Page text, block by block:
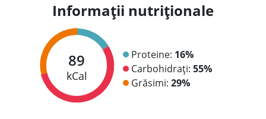
Informații nutriționale
89
kCal
Proteine: 16%
Carbohidrați: 55%
Grăsimi: 29%